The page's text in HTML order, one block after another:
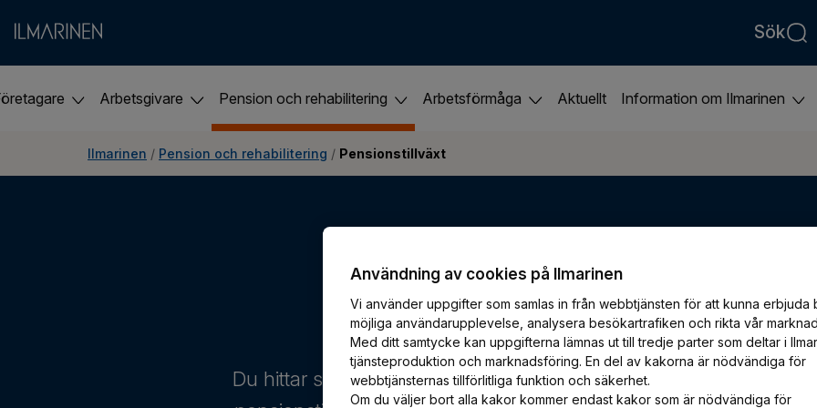
Sök
Arbetsgivare Pension och rehabilitering Arbetsförmåga Aktuellt Information om Ilmarinen
Ilmarinen / Pension och rehabilitering / Pensionstillväxt
Pensionstillväxt
Du hittar samlad information om pensionsbeloppet och
Användning av cookies på Ilmarinen
Vi använder uppgifter som samlas in från webbtjänsten för att kunna erbjuda
möjliga användarupplevelse, analysera besökartrafiken och rikta vår
Med ditt samtycke kan uppgifterna lämnas ut till tredje parter som deltar i
tjänsteproduktion och marknadsföring. En del av kakorna är nödvändiga för
webbtjänsternas tillförlitliga funktion och säkerhet.
Om du väljer bort alla kakor kommer endast kakor som är nödvändiga för